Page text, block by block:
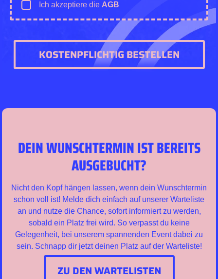
Ich akzeptiere die AGB
KOSTENPFLICHTIG BESTELLEN
DEIN WUNSCHTERMIN IST BEREITS
AUSGEBUCHT?
Nicht den Kopf hängen lassen, wenn dein Wunschtermin
schon voll ist! Melde dich einfach auf unserer Warteliste
an und nutze die Chance, sofort informiert zu werden,
sobald ein Platz frei wird. So verpasst du keine
Gelegenheit, bei unserem spannenden Event dabei zu
sein. Schnapp dir jetzt deinen Platz auf der Warteliste!
ZU DEN WARTELISTEN